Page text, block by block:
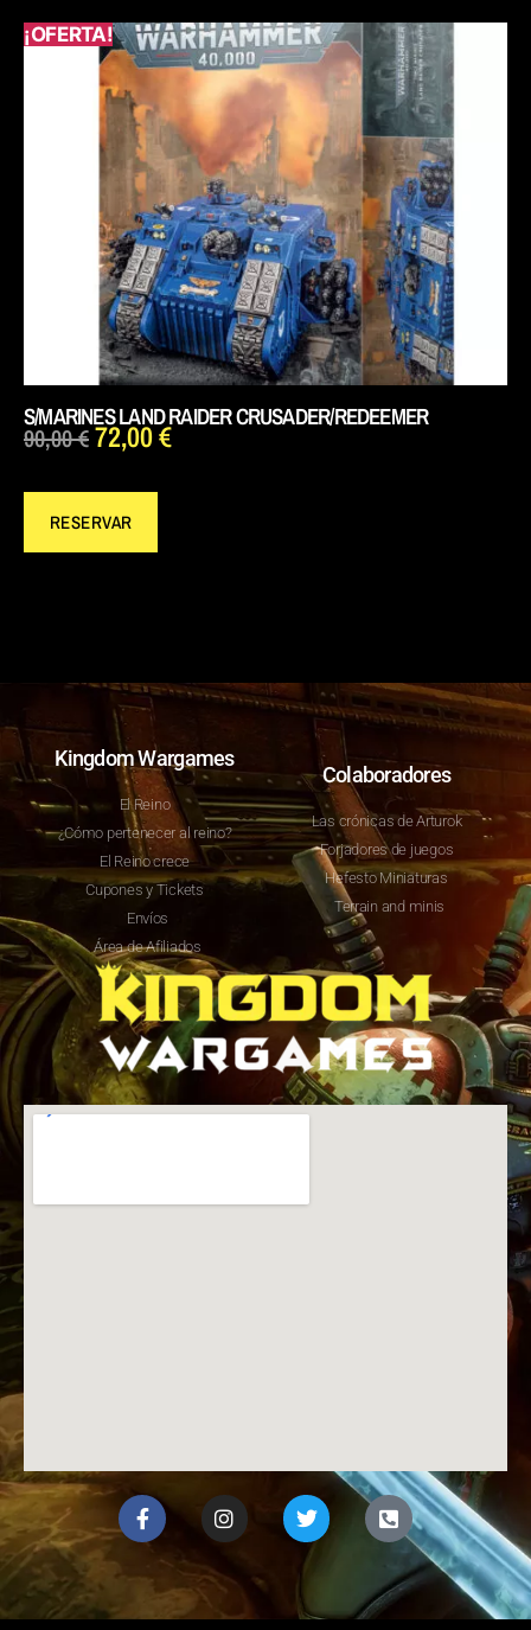
¡OFERTA!
S/MARINES LAND RAIDER CRUSADER/REDEEMER
90,00€72,00€
RESERVAR
Kingdom Wargames
El Reino
¿Cómo pertenecer al reino?
El Reino crece
Cupones y Tickets
Envíos
Área de Afiliados
Colaboradores
Las crónicas de Arturok
Forjadores de juegos
Hefesto Miniaturas
Terrain and minis